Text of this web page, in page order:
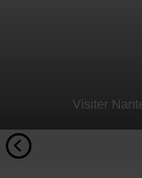
Visiter